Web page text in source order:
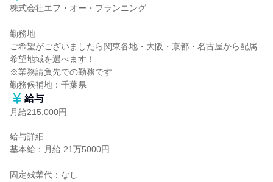
株式会社エフ・オー・プランニング
勤務地
ご希望がございましたら関東各地・大阪・京都・名古屋から配属
希望地域を選べます！
※業務請負先での勤務です
勤務候補地：千葉県
給与
月給215,000円
給与詳細
基本給：月給 21万5000円
固定残業代：なし